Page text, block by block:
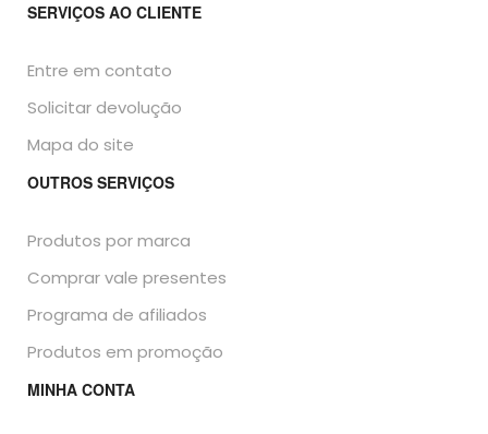
SERVIÇOS AO CLIENTE
Entre em contato
Solicitar devolução
Mapa do site
OUTROS SERVIÇOS
Produtos por marca
Comprar vale presentes
Programa de afiliados
Produtos em promoção
MINHA CONTA